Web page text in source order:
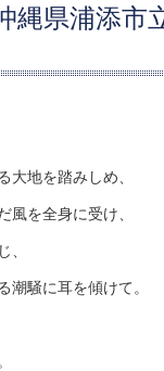
縄県浦添
大地を踏みしめ、
風を全身に受け、
、
潮騒に耳を傾けて。